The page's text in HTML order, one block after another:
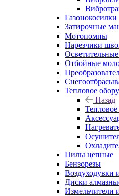
Газонокосилки
Затирочные
Мотопомпы
Нарезчики
Отбойные
Тепловое
Назад
Пилы цепные
Бензорезы
Воздуходувки
Диски
Измельчители